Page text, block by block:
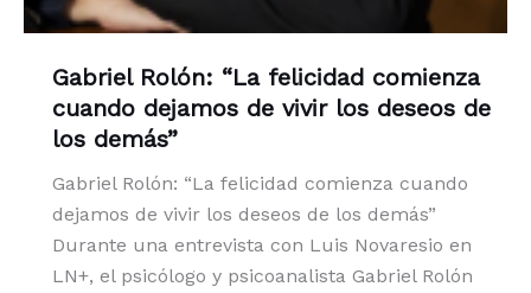
Gabriel Rolón: “La felicidad comienza
cuando dejamos de vivir los deseos de
los demás”
Gabriel Rolón: “La felicidad comienza cuando
dejamos de vivir los deseos de los demás”
Durante una entrevista con Luis Novaresio en
LN+, el psicólogo y psicoanalista Gabriel Rolón